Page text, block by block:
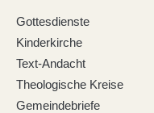
Gottesdienste
Kinderkirche
Text-Andacht
Theologische Kreise
Gemeindebriefe